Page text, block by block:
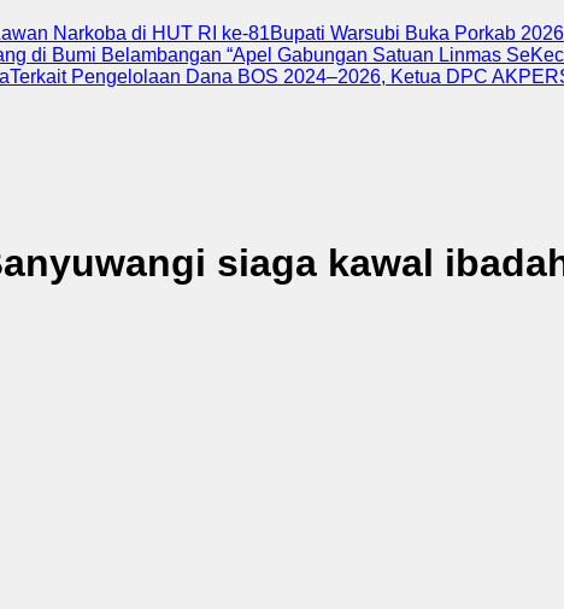
Narkoba di HUT RI ke-81Bupati Warsubi Buka Porkab
di Bumi Belambangan “Apel Gabungan Satuan Linmas
Terkait Pengelolaan Dana BOS 2024–2026, Ketua DPC
siaga kawal